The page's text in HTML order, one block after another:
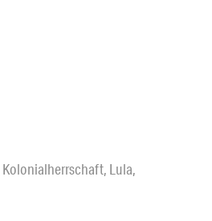
Kolonialherrschaft, Lula,